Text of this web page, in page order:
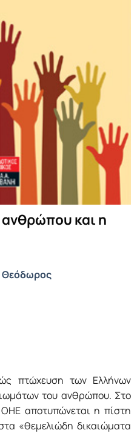
και η
Θεόδωρος
πτώχευση των Ελλήνων
του ανθρώπου. Στο
αποτυπώνεται η πίστη
«θεμελιώδη δικαιώματα